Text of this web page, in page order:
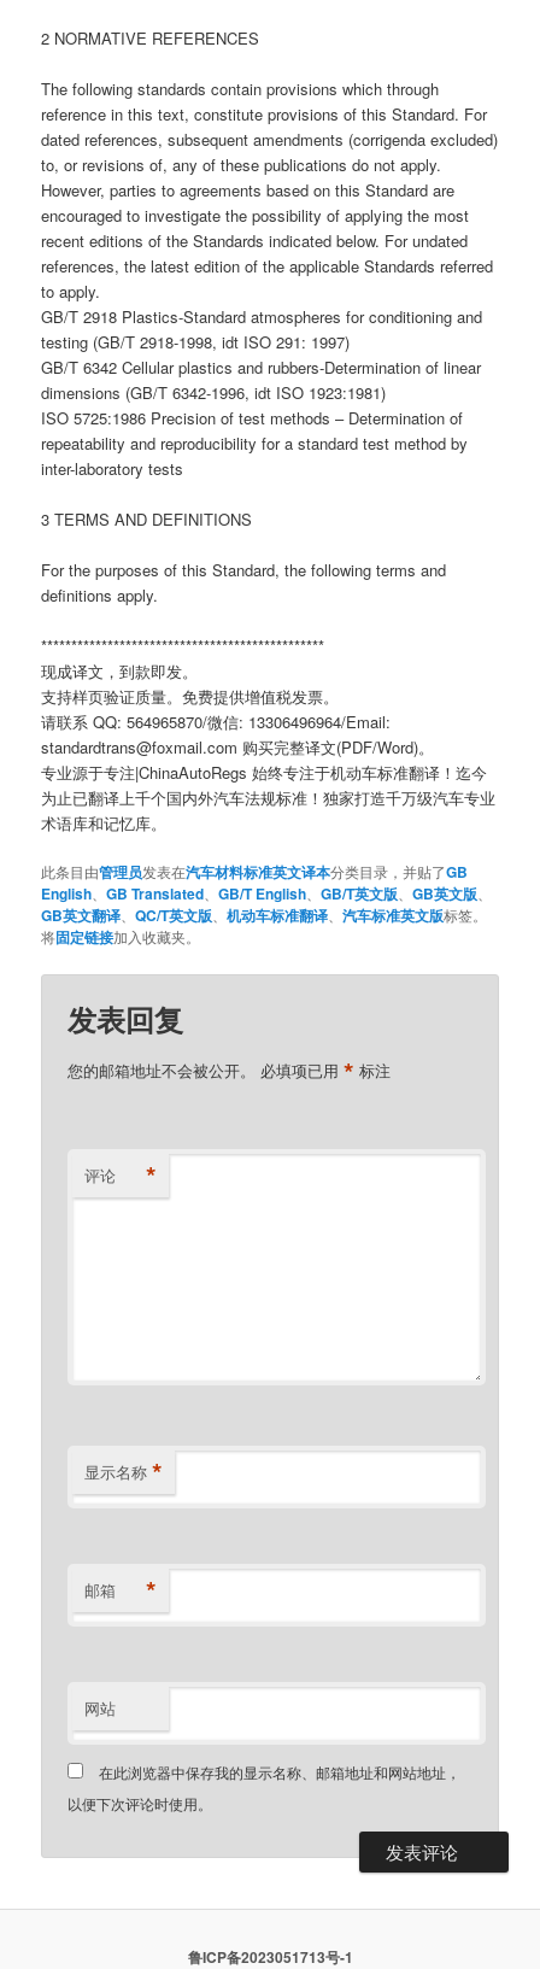
2 NORMATIVE REFERENCES
The following standards contain provisions which through
reference in this text, constitute provisions of this Standard. For
dated references, subsequent amendments (corrigenda excluded)
to, or revisions of, any of these publications do not apply.
However, parties to agreements based on this Standard are
encouraged to investigate the possibility of applying the most
recent editions of the Standards indicated below. For undated
references, the latest edition of the applicable Standards referred
to apply.
GB/T 2918 Plastics-Standard atmospheres for conditioning and
testing (GB/T 2918-1998, idt ISO 291: 1997)
GB/T 6342 Cellular plastics and rubbers-Determination of linear
dimensions (GB/T 6342-1996, idt ISO 1923:1981)
ISO 5725:1986 Precision of test methods – Determination of
repeatability and reproducibility for a standard test method by
inter-laboratory tests
3 TERMS AND DEFINITIONS
For the purposes of this Standard, the following terms and
definitions apply.
***********************************************
现成译文，到款即发。
支持样页验证质量。免费提供增值税发票。
请联系 QQ: 564965870/微信: 13306496964/Email:
standardtrans@foxmail.com 购买完整译文(PDF/Word)。
专业源于专注|ChinaAutoRegs 始终专注于机动车标准翻译！迄今
为止已翻译上千个国内外汽车法规标准！独家打造千万级汽车专业
术语库和记忆库。
此条目由管理员发表在汽车材料标准英文译本分类目录，并贴了GB
English、GB Translated、GB/T English、GB/T英文版、GB英文版、
GB英文翻译、QC/T英文版、机动车标准翻译、汽车标准英文版标签。
将固定链接加入收藏夹。
发表回复
您的邮箱地址不会被公开。 必填项已用* 标注
评论 *
显示名称 *
邮箱 *
网站
在此浏览器中保存我的显示名称、邮箱地址和网站地址，
以便下次评论时使用。
鲁ICP备2023051713号-1